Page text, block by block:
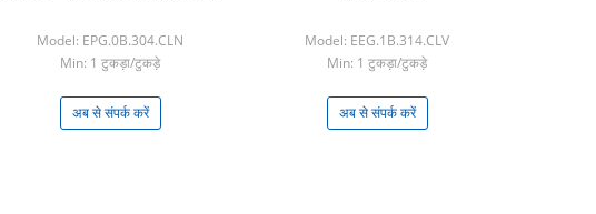
Model: EPG.0B.304.CLN
Min: 1 टुकड़ा/टुकड़े
अब से संपर्क करें
Model: EEG.1B.314.CLV
Min: 1 टुकड़ा/टुकड़े
अब से संपर्क करें